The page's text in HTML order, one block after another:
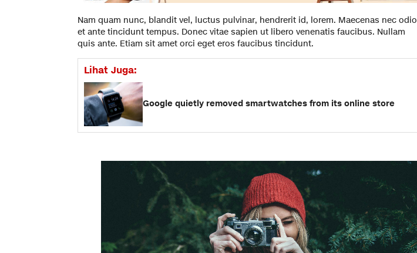
Nam quam nunc, blandit vel, luctus pulvinar, hendrerit id, lorem. Maecenas nec odio
et ante tincidunt tempus. Donec vitae sapien ut libero venenatis faucibus. Nullam
quis ante. Etiam sit amet orci eget eros faucibus tincidunt.
Lihat Juga:
Google quietly removed smartwatches from its online store